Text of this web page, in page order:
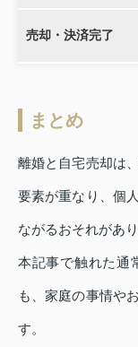
売却・決済完了
まとめ
離婚と自宅売却は
要素が重なり、個
ながるおそれがあり
本記事で触れた通
も、家庭の事情や
す。